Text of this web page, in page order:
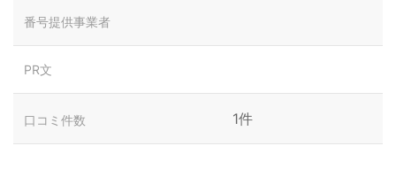
番号提供事業者
PR文
口コミ件数 1件